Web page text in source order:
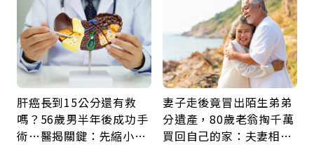
肝癌長到15公分還有救
嗎？56歲男半年後成功手
術…醫揭關鍵：先縮小腫
妻子走後竟冒出陌生弟弟
分遺產，80歲老翁掏千萬
買回自己的家：夫妻相守